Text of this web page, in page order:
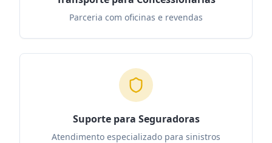
Parceria com oficinas e revendas
Suporte para Seguradoras
Atendimento especializado para sinistros